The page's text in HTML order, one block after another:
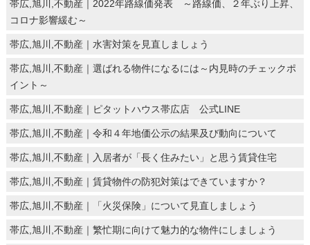
帯広,旭川,不動産｜2022年路線価発表 ～路線価、２年ぶり上昇、
コロナ影響緩む～
帯広,旭川,不動産｜水害対策を見直しましょう
帯広,旭川,不動産｜選ばれる物件になるには～内見時のチェックポ
イント～
帯広,旭川,不動産｜ピタットハウス帯広店 公式LINE
帯広,旭川,不動産｜令和４年地価公示の結果及び動向について
帯広,旭川,不動産｜入居者が「長く住みたい」と思う賃貸住宅
帯広,旭川,不動産｜賃貸物件の防犯対策はできていますか？
帯広,旭川,不動産｜「火災保険」について見直しましょう
帯広,旭川,不動産｜繁忙期に向けて魅力的な物件にしましょう